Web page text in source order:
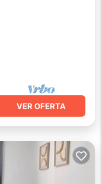
VER OFERTA